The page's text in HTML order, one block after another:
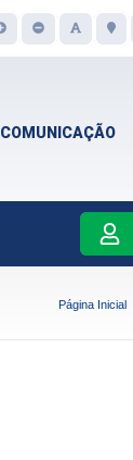
COMUNICAÇÃO
Página Inicial